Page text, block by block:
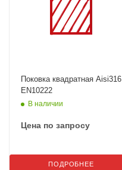
Поковка квадратная Aisi316
EN10222
В наличии
Цена по запросу
ПОДРОБНЕЕ